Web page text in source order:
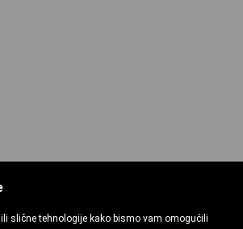
slične tehnologije kako bismo vam omogućili